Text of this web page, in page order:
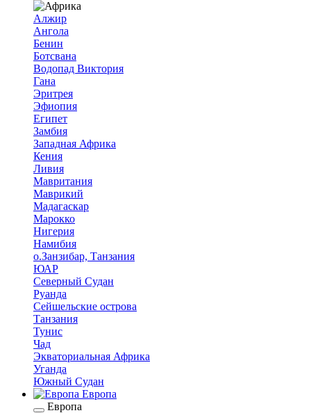
Алжир
Ангола
Бенин
Ботсвана
Водопад Виктория
Гана
Эритрея
Эфиопия
Египет
Замбия
Западная Африка
Кения
Ливия
Мавритания
Маврикий
Мадагаскар
Марокко
Нигерия
Намибия
о.Занзибар, Танзания
ЮАР
Северный Судан
Руанда
Сейшельские острова
Танзания
Тунис
Чад
Экваториальная Африка
Уганда
Южный Судан
Европа
Европа